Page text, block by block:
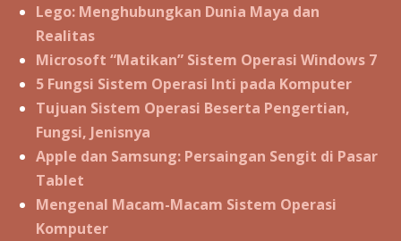
Lego: Menghubungkan Dunia Maya dan
Realitas
Microsoft “Matikan” Sistem Operasi Windows 7
5 Fungsi Sistem Operasi Inti pada Komputer
Tujuan Sistem Operasi Beserta Pengertian,
Fungsi, Jenisnya
Apple dan Samsung: Persaingan Sengit di Pasar
Tablet
Mengenal Macam-Macam Sistem Operasi
Komputer